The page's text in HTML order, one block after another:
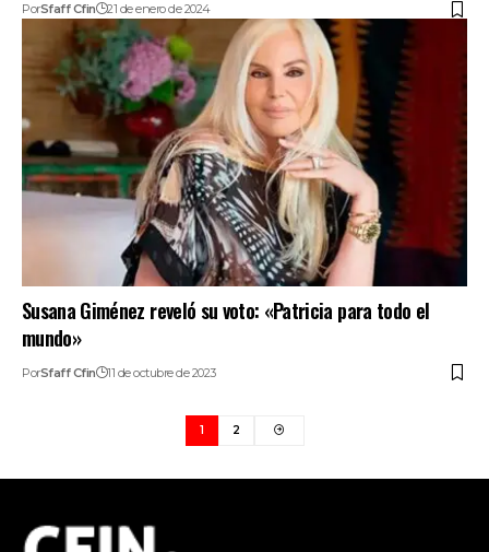
PorSfaff Cfin 21 de enero de 2024
Susana Giménez reveló su voto: «Patricia para todo el
mundo»
PorSfaff Cfin 11 de octubre de 2023
1 2